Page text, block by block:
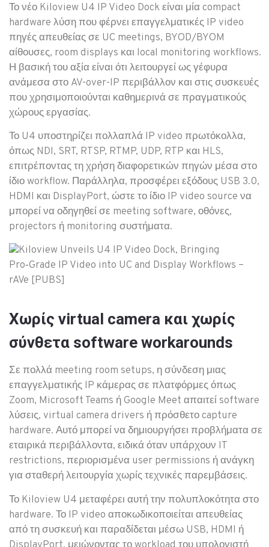
Το νέο Kiloview U4 IP Video Dock είναι μία compact
hardware λύση που φέρνει επαγγελματικές IP video
πηγές απευθείας σε UC meetings, BYOD/BYOM
αίθουσες, room displays και local monitoring workflows.
Η βασική του αξία είναι ότι λειτουργεί ως γέφυρα
ανάμεσα στο AV-over-IP περιβάλλον και στις συσκευές
που χρησιμοποιούνται καθημερινά σε πραγματικούς
χώρους εργασίας.
Το U4 υποστηρίζει πολλαπλά IP video πρωτόκολλα,
όπως NDI, SRT, RTSP, RTMP, UDP, RTP και HLS,
επιτρέποντας τη χρήση διαφορετικών πηγών μέσα στο
ίδιο workflow. Παράλληλα, προσφέρει εξόδους USB 3.0,
HDMI και DisplayPort, ώστε το ίδιο IP video source να
μπορεί να οδηγηθεί σε meeting software, οθόνες,
projectors ή monitoring συστήματα.
Χωρίς virtual camera και χωρίς
σύνθετα software workarounds
Σε πολλά meeting room setups, η σύνδεση μιας
επαγγελματικής IP κάμερας σε πλατφόρμες όπως
Zoom, Microsoft Teams ή Google Meet απαιτεί software
λύσεις, virtual camera drivers ή πρόσθετο capture
hardware. Αυτό μπορεί να δημιουργήσει προβλήματα σε
εταιρικά περιβάλλοντα, ειδικά όταν υπάρχουν IT
restrictions, περιορισμένα user permissions ή ανάγκη
για σταθερή λειτουργία χωρίς τεχνικές παρεμβάσεις.
Το Kiloview U4 μεταφέρει αυτή την πολυπλοκότητα στο
hardware. Το IP video αποκωδικοποιείται απευθείας
από τη συσκευή και παραδίδεται μέσω USB, HDMI ή